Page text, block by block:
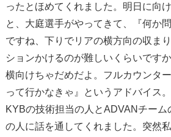
ったとほめてくれました。明日に向
と、大庭選手がやってきて、『何か
ですね、下りでリアの横方向の収ま
ションかけるのが難しいくらいです
横向けちゃだめだよ。フルカウンタ
って行かなきゃ』というアドバイス
KYBの技術担当の人とADVANチーム
の人に話を通してくれました。突然